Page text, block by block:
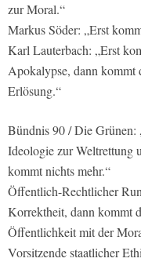
zur Moral.“
Markus Söder: „Erst
Karl Lauterbach: „Erst
Apokalypse, dann kommt
Erlösung.“
Bündnis 90 / Die Grünen:
Ideologie zur Weltrettung
kommt nichts mehr.“
Öffentlich-Rechtlicher
Korrektheit, dann kommt
Öffentlichkeit mit der
Vorsitzende staatlicher